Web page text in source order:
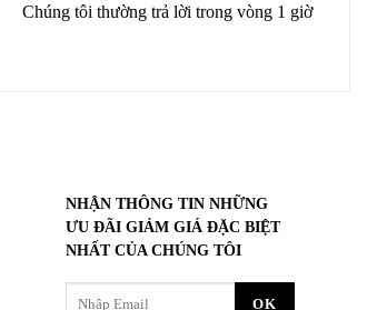
Chúng tôi thường trả lời trong vòng 1 giờ
NHẬN THÔNG TIN NHỮNG
ƯU ĐÃI GIẢM GIÁ ĐẶC BIỆT
NHẤT CỦA CHÚNG TÔI